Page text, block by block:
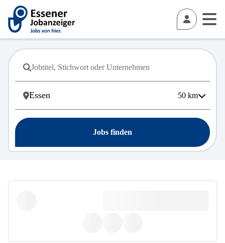
50 km
Jobs finden